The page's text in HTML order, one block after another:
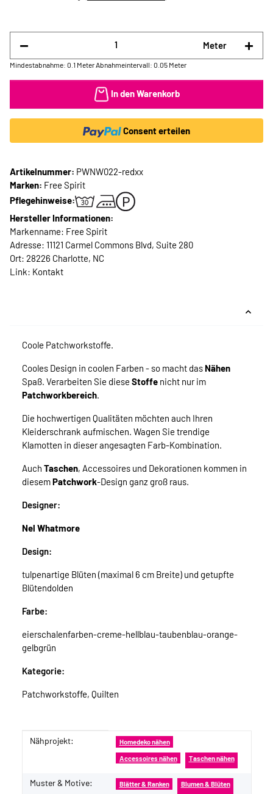
Meter
Mindestabnahme: 0.1 Meter Abnahmeintervall: 0.05 Meter
In den Warenkorb
Consent erteilen
Artikelnummer: PWNW022-redxx
Marken: Free Spirit
Pflegehinweise:
Hersteller Informationen:
Markenname: Free Spirit
Adresse: 11121 Carmel Commons Blvd, Suite 280
Ort: 28226 Charlotte, NC
Link: Kontakt
Coole Patchworkstoffe.
Cooles Design in coolen Farben - so macht das Nähen
Spaß. Verarbeiten Sie diese Stoffe nicht nur im
Patchworkbereich.
Die hochwertigen Qualitäten möchten auch Ihren
Kleiderschrank aufmischen. Wagen Sie trendige
Klamotten in dieser angesagten Farb-Kombination.
Auch Taschen, Accessoires und Dekorationen kommen in
diesemPatchwork-Design ganz groß raus.
Designer:
Nel Whatmore
Design:
tulpenartige Blüten (maximal 6 cm Breite) und getupfte
Blütendolden
Farbe:
eierschalenfarben-creme-hellblau-taubenblau-orange-
gelbgrün
Kategorie:
Patchworkstoffe, Quilten
Produkteigenschaft
Wert
Nähprojekt: Homedeko nähen
Accessoires nähen Taschen nähen
Muster & Motive: Blätter & Ranken Blumen & Blüten